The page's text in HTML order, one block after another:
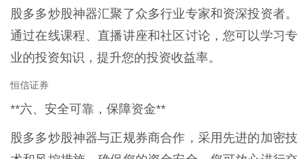
股多多炒股神器汇聚了众多行业专家和资深投资者。
通过在线课程、直播讲座和社区讨论，您可以学习专
业的投资知识，提升您的投资收益率。
恒信证券
**六、安全可靠，保障资金**
股多多炒股神器与正规券商合作，采用先进的加密技